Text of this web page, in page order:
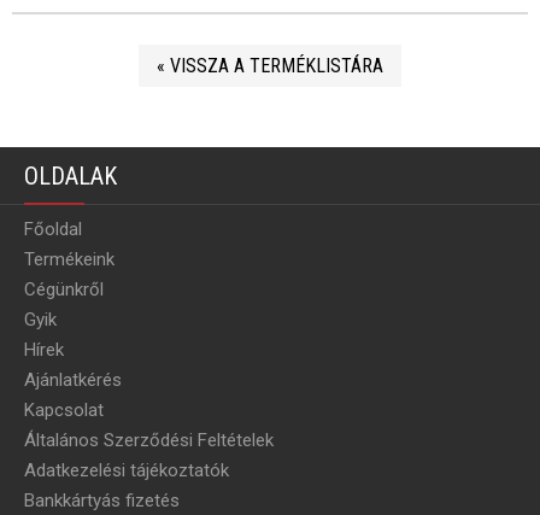
« VISSZA A TERMÉKLISTÁRA
OLDALAK
Főoldal
Termékeink
Cégünkről
Gyik
Hírek
Ajánlatkérés
Kapcsolat
Általános Szerződési Feltételek
Adatkezelési tájékoztatók
Bankkártyás fizetés